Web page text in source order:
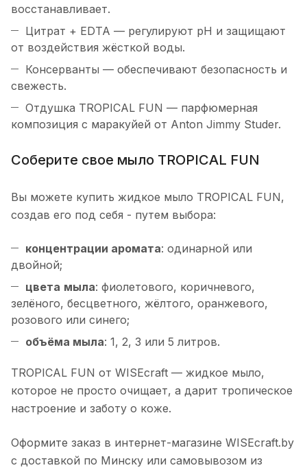
восстанавливает.
Цитрат + EDTA — регулируют pH и защищают
от воздействия жёсткой воды.
Консерванты — обеспечивают безопасность и
свежесть.
Отдушка TROPICAL FUN — парфюмерная
композиция с маракуйей от Anton Jimmy Studer.
Соберите свое мыло TROPICAL FUN
Вы можете купить жидкое мыло TROPICAL FUN,
создав его под себя - путем выбора:
концентрации аромата: одинарной или
двойной;
цвета мыла: фиолетового, коричневого,
зелёного, бесцветного, жёлтого, оранжевого,
розового или синего;
объёма мыла: 1, 2, 3 или 5 литров.
TROPICAL FUN от WISEcraft — жидкое мыло,
которое не просто очищает, а дарит тропическое
настроение и заботу о коже.
Оформите заказ в интернет-магазине WISEcraft.by
с доставкой по Минску или самовывозом из